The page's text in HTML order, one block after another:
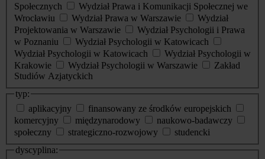
Społecznych
Wydział Prawa i Komunikacji Społecznej we
Wrocławiu
Wydział Prawa w Warszawie
Wydział
Projektowania w Warszawie
Wydział Psychologii i Prawa
w Poznaniu
Wydział Psychologii w Katowicach
Wydział Psychologii w Katowicach
Wydział Psychologii w
Krakowie
Wydział Psychologii w Warszawie
Zakład
Studiów Azjatyckich
typ:
aplikacyjny
finansowany ze środków europejskich
komercyjny
międzynarodowy
naukowo-badawczy
społeczny
strategiczno-rozwojowy
studencki
dyscyplina: